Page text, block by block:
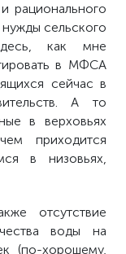
рационального
сельского
как мне
в МФСА
сейчас в
А то
в верховьях
приходится
в низовьях,
отсутствие
воды на
(по-хорошему,